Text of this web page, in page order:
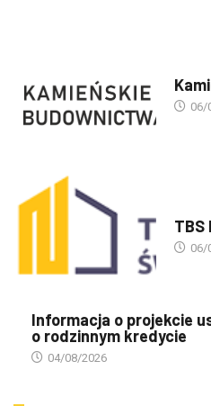
06/
TBS
06/
Informacja o projekcie
o rodzinnym kredycie
04/08/2026